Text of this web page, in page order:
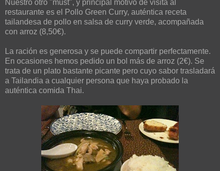
Nuestro otro "must", y principal motivo de visita al
restaurante es el Pollo Green Curry, auténtica receta
tailandesa de pollo en salsa de curry verde, acompañada
con arroz (8,50€).
La ración es generosa y se puede compartir perfectamente.
En ocasiones hemos pedido un bol más de arroz (2€). Se
trata de un plato bastante picante pero cuyo sabor trasladará
a Tailandia a cualquier persona que haya probado la
auténtica comida Thai.